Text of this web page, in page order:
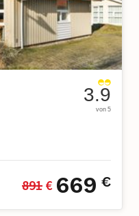
3.9
von 5
891 € 669 €